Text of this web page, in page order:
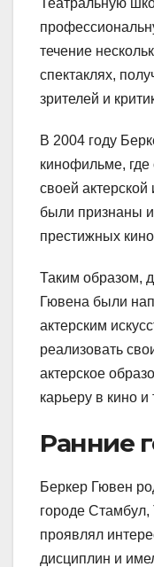
Театральную
течение
спектаклях,
зрителей и
В 2004 году
кинофильме,
своей актерской
были признаны
престижных
Таким образом,
Гювена были
актерским
реализовать
актерское
карьеру в кино и
Ранние
Беркер Гювен
городе Стамбул,
проявлял
дисциплин и